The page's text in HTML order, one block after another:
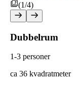
(1/4)
Dubbelrum
1-3 personer
ca 36 kvadratmeter